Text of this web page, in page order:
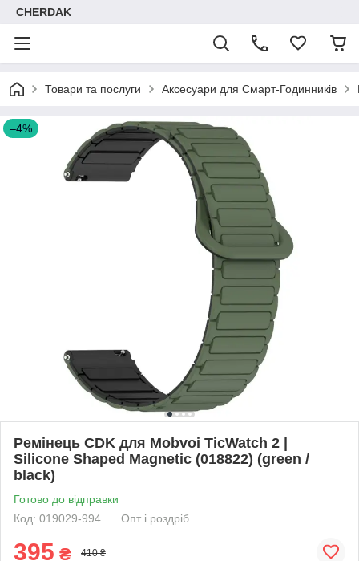
CHERDAK
Товари та послуги Аксесуари для Смарт-Годинників
–4%
Ремінець CDK для Mobvoi TicWatch 2 |
Silicone Shaped Magnetic (018822) (green /
black)
Готово до відправки
Код: 019029-994
Опт і роздріб
395 ₴ 410 ₴